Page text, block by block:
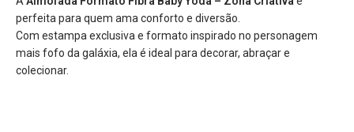
perfeita para quem ama conforto e diversão.
Com estampa exclusiva e formato inspirado no personagem
mais fofo da galáxia, ela é ideal para decorar, abraçar e
colecionar.